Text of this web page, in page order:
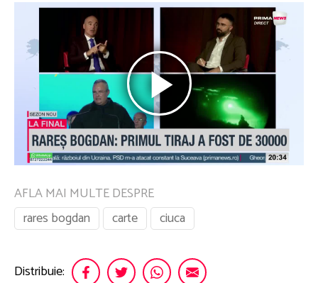
AFLA MAI MULTE DESPRE
rares bogdan
carte ciuca
Distribuie: